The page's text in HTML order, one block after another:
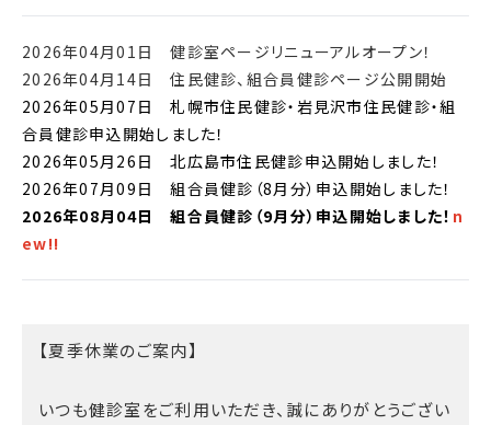
2026年04月01日 健診室ページリニューアルオープン！
2026年04月14日 住民健診、組合員健診ページ公開開始
2026年05月07日 札幌市住民健診・岩見沢市住民健診・組
合員健診申込開始しました！
2026年05月26日 北広島市住民健診申込開始しました！
2026年07月09日 組合員健診（8月分）申込開始しました！
2026年08月04日 組合員健診（9月分）申込開始しました！ n
ew!!
【夏季休業のご案内】
いつも健診室をご利用いただき、誠にありがとうござい